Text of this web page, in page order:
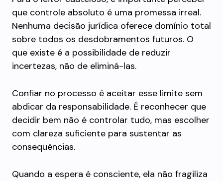
que controle absoluto é uma promessa irreal.
Nenhuma decisão jurídica oferece domínio total
sobre todos os desdobramentos futuros. O
que existe é a possibilidade de reduzir
incertezas, não de eliminá-las.
Confiar no processo é aceitar esse limite sem
abdicar da responsabilidade. É reconhecer que
decidir bem não é controlar tudo, mas escolher
com clareza suficiente para sustentar as
consequências.
Quando a espera é consciente, ela não fragiliza